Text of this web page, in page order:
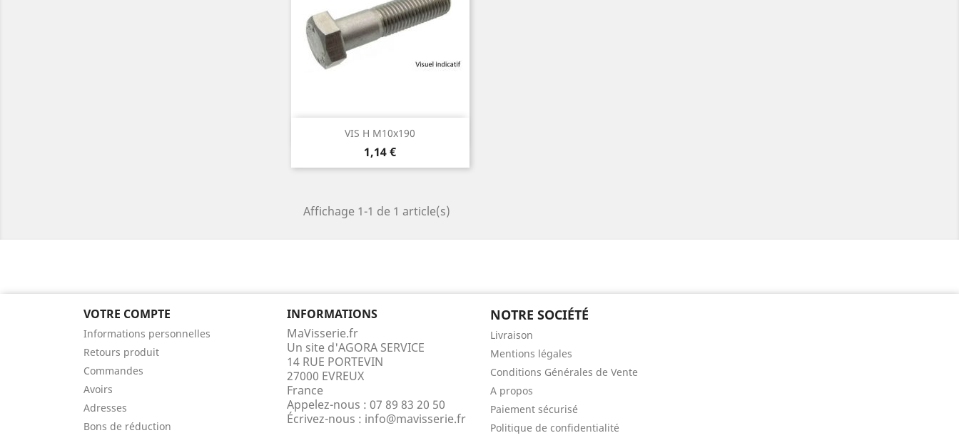
VIS H M10x190
Prix
1,14 €
Aperçu rapide
Affichage 1-1 de 1 article(s)
VOTRE COMPTE
Informations personnelles
Retours produit
Commandes
Avoirs
Adresses
Bons de réduction
INFORMATIONS
MaVisserie.fr
Un site d'AGORA SERVICE
14 RUE PORTEVIN
27000 EVREUX
France
Appelez-nous : 07 89 83 20 50
Écrivez-nous : info@mavisserie.fr
NOTRE SOCIÉTÉ
Livraison
Mentions légales
Conditions Générales de Vente
A propos
Paiement sécurisé
Politique de confidentialité